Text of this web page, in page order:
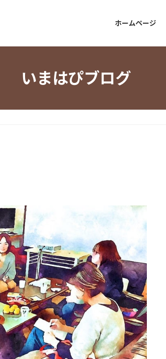
ホームページ
いまはぴブログ